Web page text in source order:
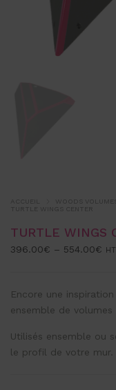
WOODS VOLUMES
TURTLE WINGS CENTER
TURTLE WINGS
396.00€ – 554.00€ HT
Encore une
ensemble de
Utilisés ensemble ou
le profil de votre mur.